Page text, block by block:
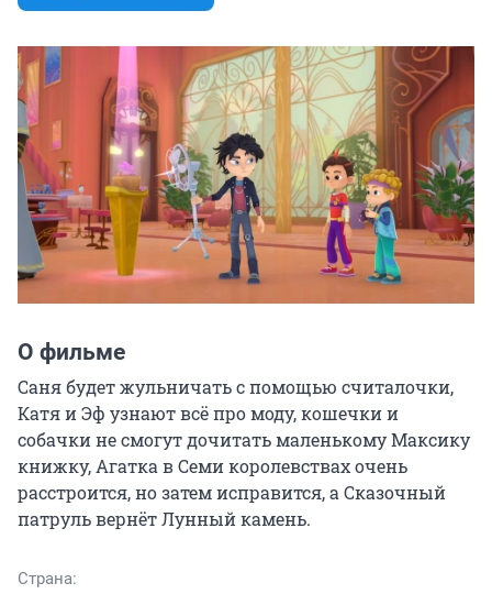
О фильме
Саня будет жульничать с помощью считалочки,
Катя и Эф узнают всё про моду, кошечки и
собачки не смогут дочитать маленькому Максику
книжку, Агатка в Семи королевствах очень
расстроится, но затем исправится, а Сказочный
патруль вернёт Лунный камень.
Страна: